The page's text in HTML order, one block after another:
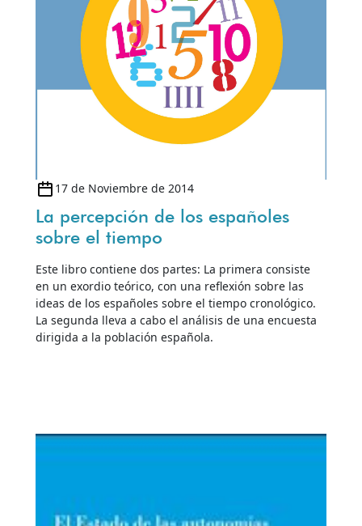
17 de Noviembre de 2014
La percepción de los españoles
sobre el tiempo
Este libro contiene dos partes: La primera consiste
en un exordio teórico, con una reflexión sobre las
ideas de los españoles sobre el tiempo cronológico.
La segunda lleva a cabo el análisis de una encuesta
dirigida a la población española.